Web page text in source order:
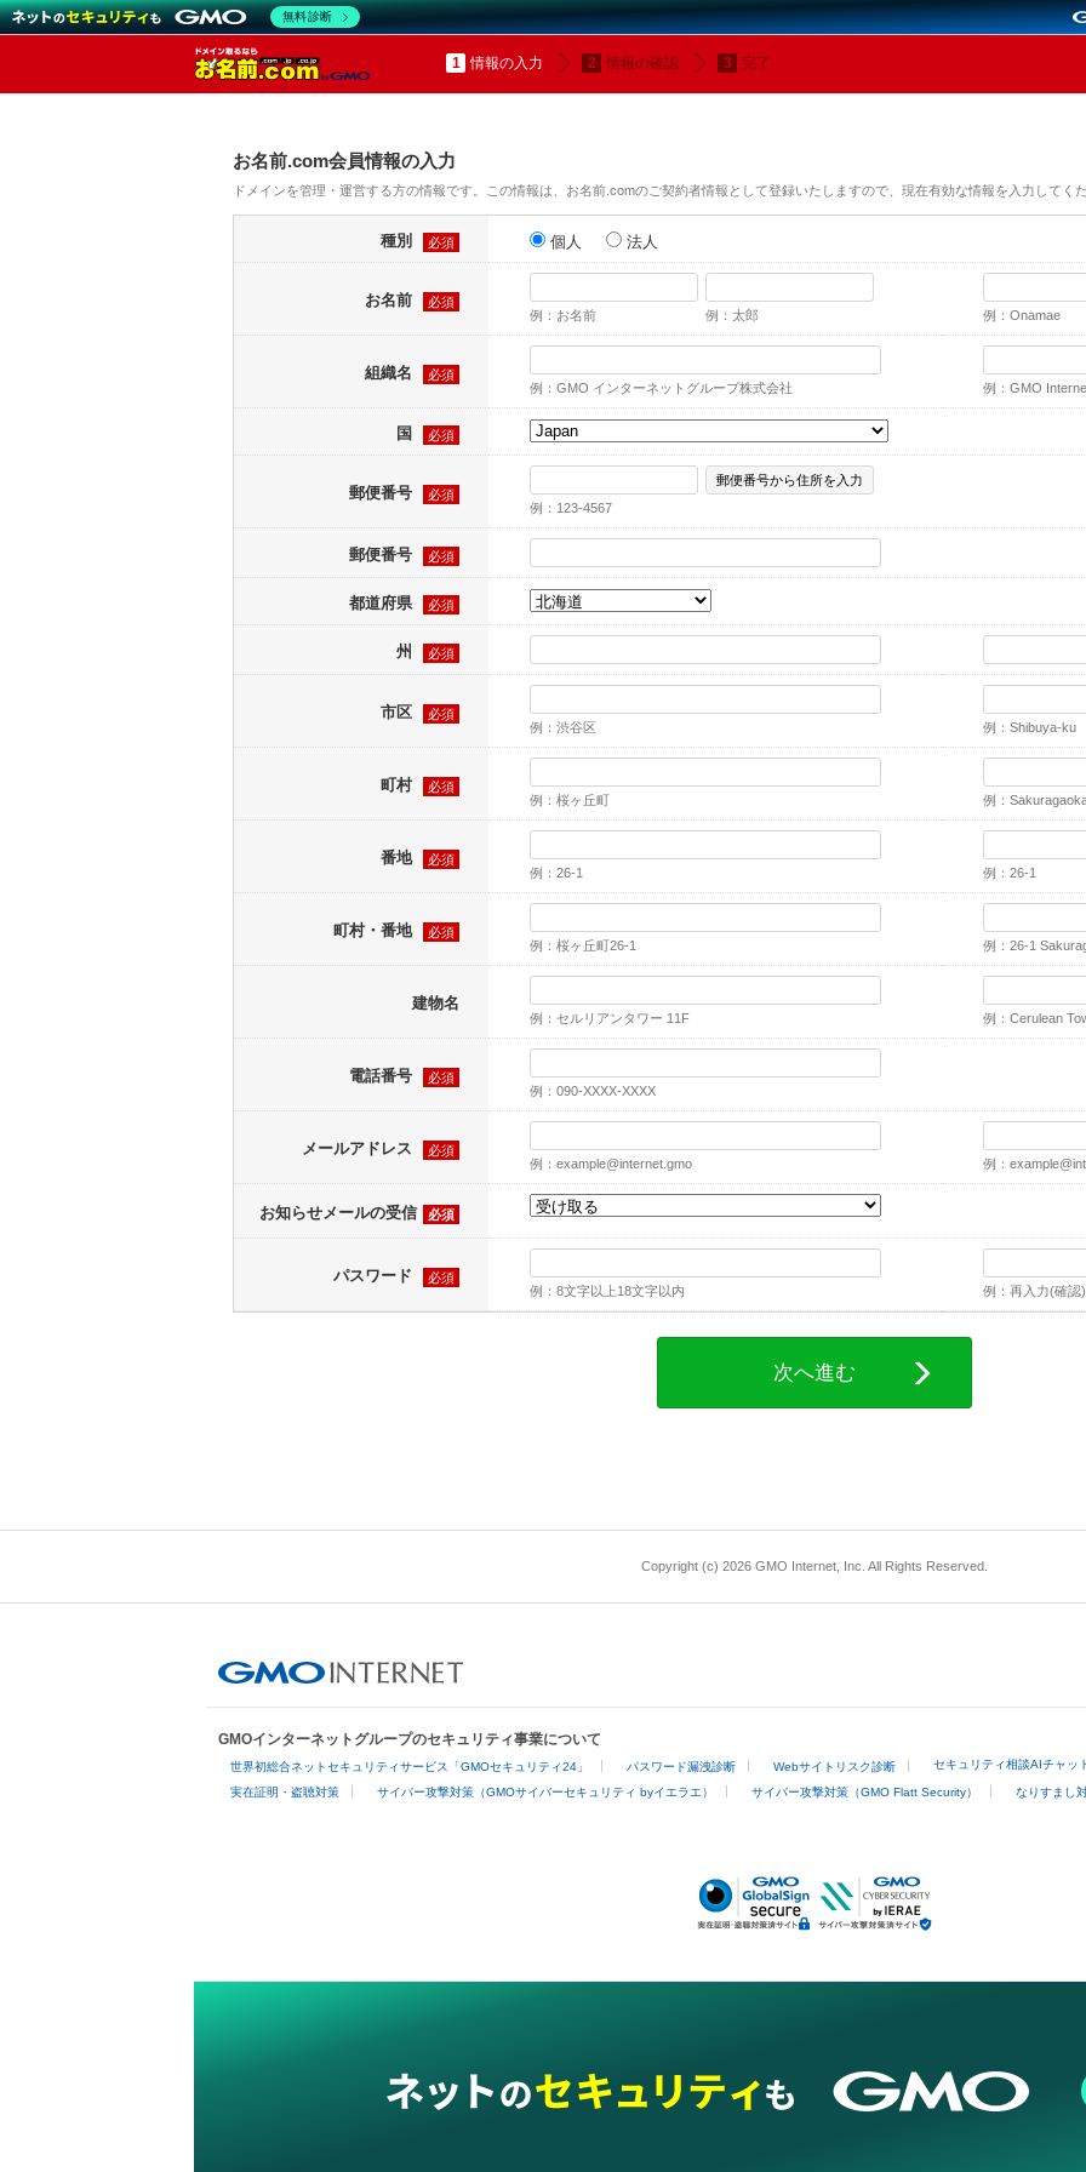
情報の入力 情報の確認 完了
お名前.com会員情報の入力
ドメインを管理・運営する方の情報です。この情報は、お名前.comのご契約者情報として登録いたしますので、現在有効な情報を入力してくだ
種別 必須 個人 法人
お名前
必須
例：お名前
例：太郎 例：Onamae
組織名
必須
例：GMO インターネットグループ株式会社
例：GMO
国 必須
郵便番号
必須
例：123-4567
郵便番号から住所を入力
郵便番号 必須
都道府県 必須
州 必須
市区
必須
例：渋谷区
例：Shibuya-ku
町村
必須
例：桜ヶ丘町
例：
番地
必須
例：26-1
例：26-1
町村・番地
必須
例：桜ヶ丘町26-1
例：26-1
建物名
例：セルリアンタワー 11F 例：Cerulean
電話番号
必須
例：090-XXXX-XXXX
メールアドレス
必須
例： example@internet.gmo 例：
お知らせメールの受信 必須
パスワード
必須
例：8文字以上18文字以内
例：再入力(確認)
次へ進む
Copyright (c) 2026 GMO Internet, Inc. All Rights Reserved.
GMOインターネットグループのセキュリティ事業について
世界初総合ネットセキュリティサービス「GMOセキュリティ24」 パスワード漏洩診断 Webサイトリスク診断 セキュリティ相談AIチャッ
実在証明・盗聴対策 サイバー攻撃対策（GMOサイバーセキュリティ byイエラエ） サイバー攻撃対策（GMO Flatt Security） なりすまし
無料診断